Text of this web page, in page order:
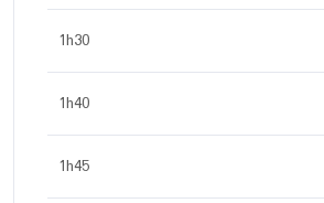
1h30
1h40
1h45